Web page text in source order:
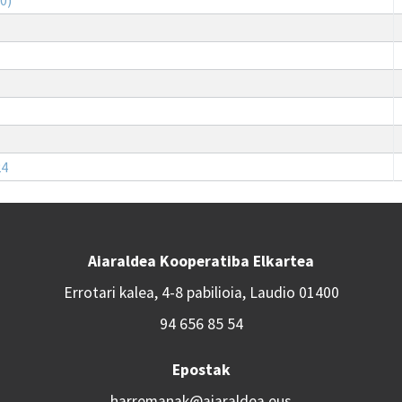
Aiaraldea Kooperatiba Elkartea
Errotari kalea, 4-8 pabilioia, Laudio 01400
94 656 85 54
Epostak